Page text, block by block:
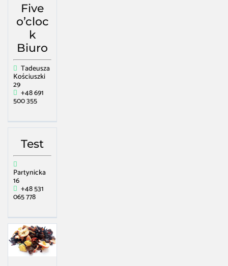
Five
o’cloc
k
Biuro
Tadeusza
Kościuszki
29
+48 691
500 355
Test
Partynicka
16
+48 531
065 778